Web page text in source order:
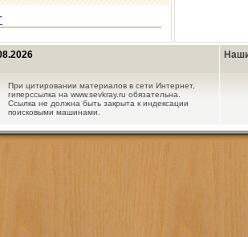
При цитировании материалов в сети Интернет,
гиперссылка на www.sevkray.ru обязательна.
Ссылка не должна быть закрыта к индексации
поисковыми машинами.